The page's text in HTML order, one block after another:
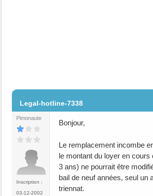
Legal-hotline-7338
Pimonaute
Inscription :
03-12-2002
Bonjour,
Le remplacement incombe
le montant du loyer en
3 ans) ne pourrait être
bail de neuf années, seul un
triennat.